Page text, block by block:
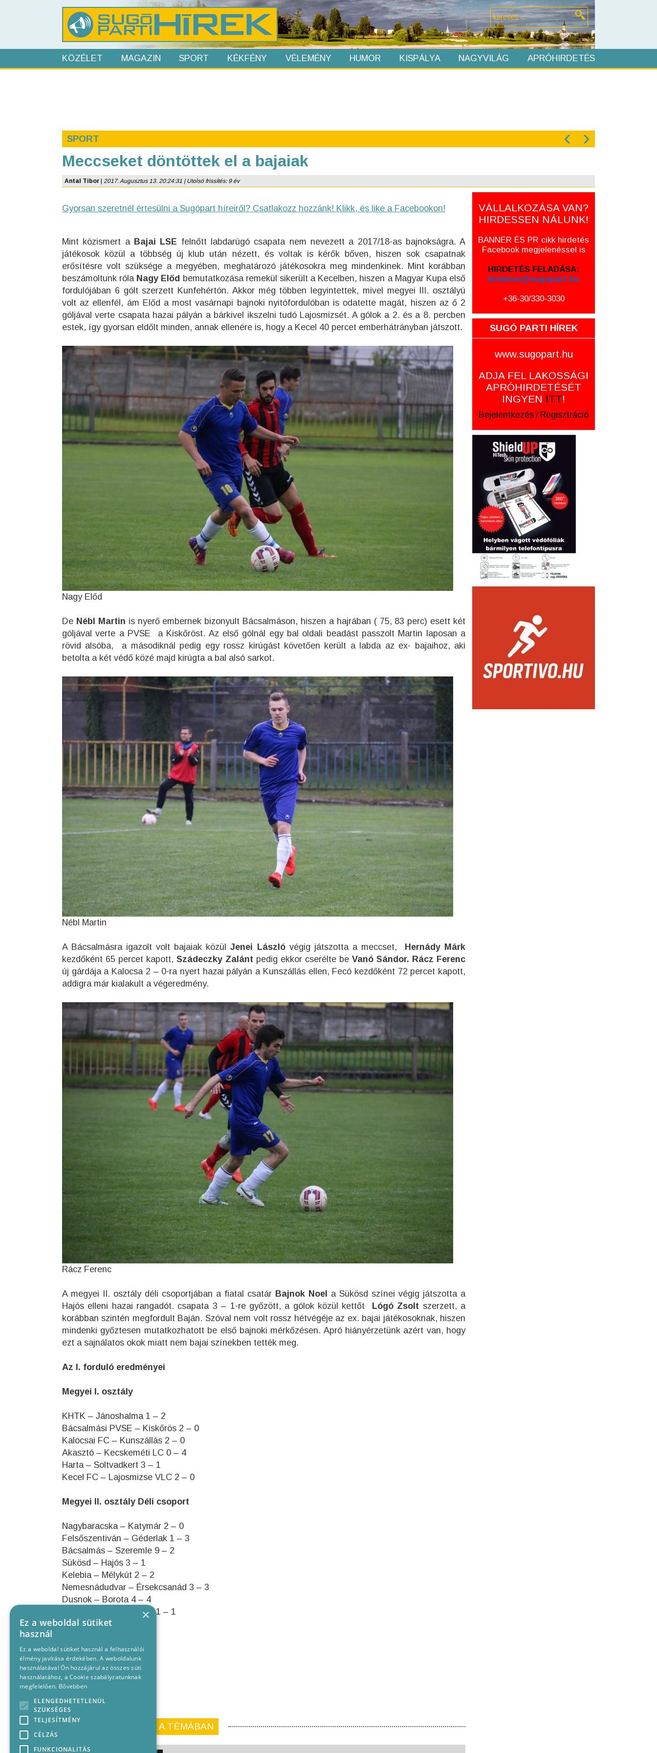
KÖZÉLET MAGAZIN SPORT KÉKFÉNY VÉLEMÉNY HUMOR KISPÁLYA NAGYVILÁG APRÓHIRDETÉS
SPORT ‹ ›
Meccseket döntöttek el a bajaiak
Antal Tibor 2017. Augusztus 13. 20:24:31 | Utolsó frissítés: 9 év
Gyorsan szeretnél értesülni a Sugópart híreiről? Csatlakozz hozzánk! Klikk, és like a Facebookon!
Mint közismert a Bajai LSE felnőtt labdarúgó csapata nem nevezett a 2017/18-as bajnokságra. A
játékosok közül a többség új klub után nézett, és voltak is kérők bőven, hiszen sok csapatnak
erősítésre volt szüksége a megyében, meghatározó játékosokra meg mindenkinek. Mint korábban
beszámoltunk róla Nagy Előd bemutatkozása remekül sikerült a Kecelben, hiszen a Magyar Kupa első
fordulójában 6 gólt szerzett Kunfehértón. Akkor még többen legyintettek, mivel megyei III. osztályú
volt az ellenfél, ám Előd a most vasárnapi bajnoki nyitófordulóban is odatette magát, hiszen az ő 2
góljával verte csapata hazai pályán a bárkivel ikszelni tudó Lajosmizsét. A gólok a 2. és a 8. percben
estek, így gyorsan eldőlt minden, annak ellenére is, hogy a Kecel 40 percet emberhátrányban játszott.
Nagy Előd
De Nébl Martin is nyerő embernek bizonyult Bácsalmáson, hiszen a hajrában ( 75, 83 perc) esett két
góljával verte a PVSE a Kiskőröst. Az első gólnál egy bal oldali beadást passzolt Martin laposan a
rövid alsóba, a másodiknál pedig egy rossz kirúgást követően került a labda az ex- bajaihoz, aki
betolta a két védő közé majd kirúgta a bal alsó sarkot.
Nébl Martin
A Bácsalmásra igazolt volt bajaiak közülJenei Lászlóvégig játszotta a meccset,
Hernády Márk
kezdőként 65 percet kapott,Szádeczky Zalánt pedig ekkor cserélte beVanó Sándor. Rácz Ferenc
új gárdája a Kalocsa 2 – 0-ra nyert hazai pályán a Kunszállás ellen, Fecó kezdőként 72 percet kapott,
addigra már kialakult a végeredmény.
Rácz Ferenc
A megyei II. osztály déli csoportjában a fiatal csatár Bajnok Noel
a Sükösd színei végig játszotta a
Hajós elleni hazai rangadót. csapata 3 – 1-re győzött, a gólok közül kettőt
Lógó Zsolt szerzett, a
korábban szintén megfordult Baján. Szóval nem volt rossz hétvégéje az ex. bajai játékosoknak, hiszen
mindenki győztesen mutatkozhatott be első bajnoki mérkőzésen. Apró hiányérzetünk azért van, hogy
ezt a sajnálatos okok miatt nem bajai színekben tették meg.
Az I. forduló eredményei
Megyei I. osztály
KHTK – Jánoshalma 1 – 2
Bácsalmási PVSE – Kiskőrös 2 – 0
Kalocsai FC – Kunszállás 2 – 0
Akasztó – Kecskeméti LC 0 – 4
Harta – Soltvadkert 3 – 1
Kecel FC – Lajosmizse VLC 2 – 0
Megyei II. osztály Déli csoport
Nagybaracska – Katymár 2 – 0
Felsőszentiván – Géderlak 1 – 3
Bácsalmás – Szeremle 9 – 2
Sükösd – Hajós 3 – 1
Kelebia – Mélykút 2 – 2
Nemesnádudvar – Érsekcsanád 3 – 3
Dusnok – Borota 4 – 4
Hercegszántó – Tompa 1 – 1
KORÁBBI CIKKEINK A TÉMÁBAN
VÁLLALKOZÁSA VAN?
HIRDESSEN NÁLUNK!
BANNER ÉS PR cikk hirdetés
Facebook megjelenéssel is
HIRDETÉS FELADÁSA:
hirdetes@sugopart.hu
+36-30/330-3030
SUGÓ PARTI HÍREK
www.sugopart.hu
ADJA FEL LAKOSSÁGI
APRÓHIRDETÉSÉT
INGYEN ITT!
Bejelentkezés / Regisztráció
×
Ez a weboldal sütiket
használ
Ez a weboldal sütiket használ a felhasználói
élmény javítása érdekében. A weboldalunk
használatával Ön hozzájárul az összes süti
használatához, a Cookie szabályzatunknak
megfelelően. Bővebben
ELENGEDHETETLENÜL
SZÜKSÉGES
TELJESÍTMÉNY
CÉLZÁS
FUNKCIONALITÁS